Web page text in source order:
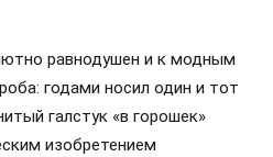
равнодушен и к модным
годами носил один и тот
галстук «в горошек»
изобретением